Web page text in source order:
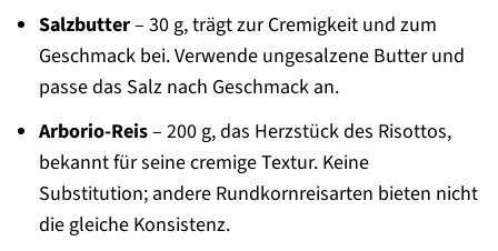
Salzbutter– 30 g, trägt zur Cremigkeit und zum
Geschmack bei. Verwende ungesalzene Butter und
passe das Salz nach Geschmack an.
Arborio-Reis– 200 g, das Herzstück des Risottos,
bekannt für seine cremige Textur. Keine
Substitution; andere Rundkornreisarten bieten nicht
die gleiche Konsistenz.